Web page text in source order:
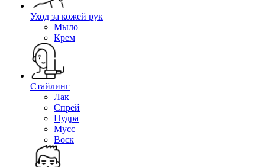
Уход за кожей рук
Мыло
Крем
Стайлинг
Лак
Спрей
Пудра
Мусс
Воск